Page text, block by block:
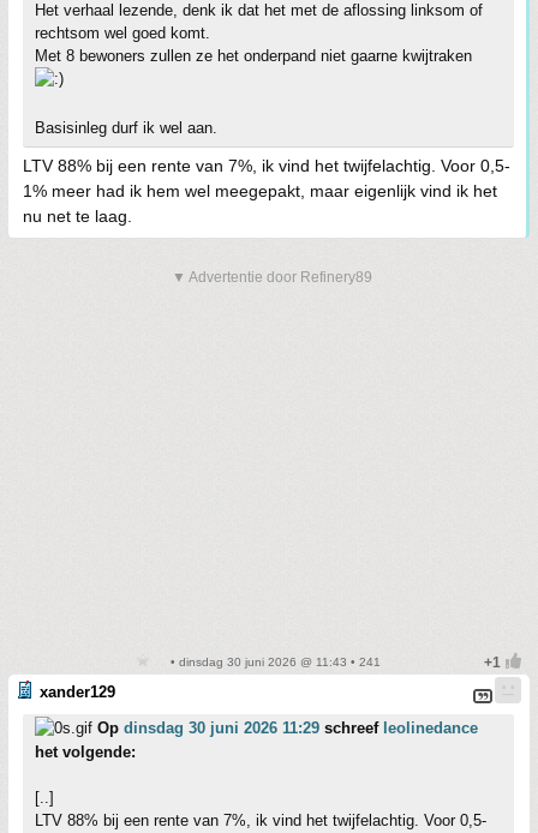
Het verhaal lezende, denk ik dat het met de aflossing linksom of
rechtsom wel goed komt.
Met 8 bewoners zullen ze het onderpand niet gaarne kwijtraken
Basisinleg durf ik wel aan.
LTV 88% bij een rente van 7%, ik vind het twijfelachtig. Voor 0,5-
1% meer had ik hem wel meegepakt, maar eigenlijk vind ik het
nu net te laag.
▼ Advertentie door Refinery89
• dinsdag 30 juni 2026 @ 11:43 • 241
xander129
Op dinsdag 30 juni 2026 11:29 schreef leolinedance
het volgende:
[..]
LTV 88% bij een rente van 7%, ik vind het twijfelachtig. Voor 0,5-